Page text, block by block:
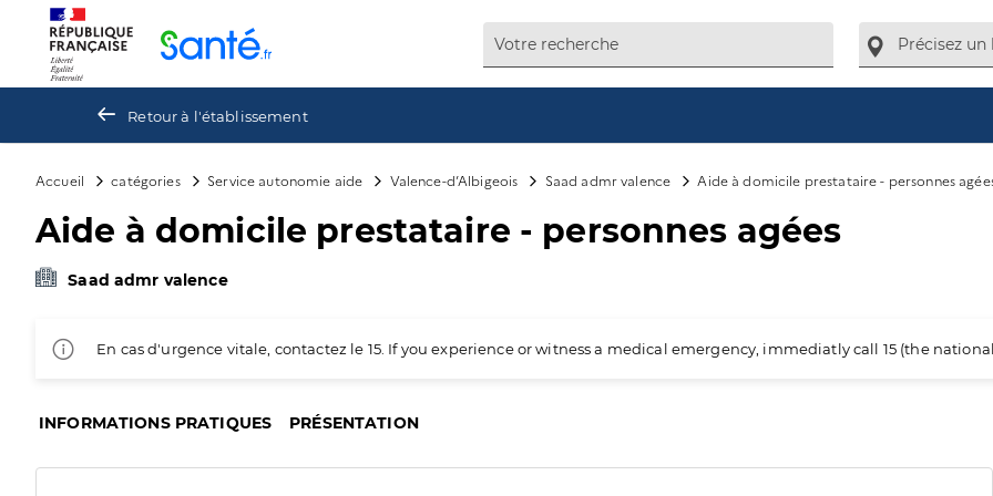
Retour à l'établissement
Accueil catégories Service autonomie aide Valence-d’Albigeois Saad admr valence Aide à domicile prestataire - personnes
Aide à domicile prestataire - personnes agées
Saad admr valence
En cas d'urgence vitale, contactez le 15. If you experience or witness a medical emergency, immediatly call 15 (the
INFORMATIONS PRATIQUES PRÉSENTATION
Panneau de gestion des cookies